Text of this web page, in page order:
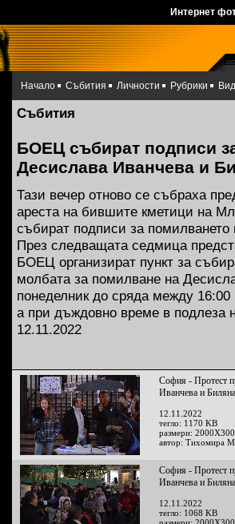
Интернет
Начало Събития Личности Рубрики
Събития
БОЕЦ събират подписи
Десислава Иванчева и
Тази вечер отново се събраха
ареста на бившите кметици на
събират подписи за
През следващата седмица
БОЕЦ организират пункт за
молбата за помилване на
понеделник до сряда между
а при дъждовно време в подлеза
12.11.2022
София - Протест
Иванчева и
12.11.2022
тегло: 1170 KB
размери:
автор: Тихомира
София - Протест
Иванчева и
12.11.2022
тегло: 1068 KB